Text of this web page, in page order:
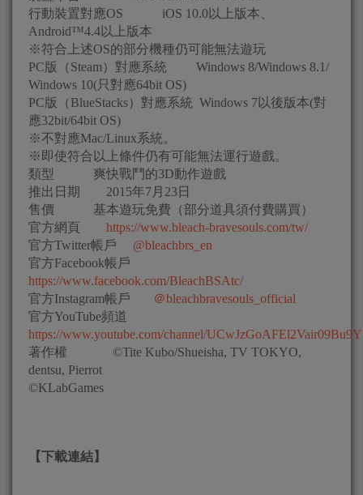
行動裝置對應OS iOS 10.0以上版本、
Android™4.4以上版本
※符合上述OS的部分機種仍可能無法遊玩
PC版（Steam）對應系統 Windows 8/Windows 8.1/
Windows 10(只對應64bit OS)
PC版（BlueStacks）對應系統 Windows 7以後版本(對
應32bit/64bit OS)
※不對應Mac/Linux系統。
※即使符合以上條件仍有可能無法運行遊戲。
類型 爽快戰鬥的3D動作遊戲
推出日期 2015年7月23日
售價 基本遊玩免費（部分道具須付費購買）
官方網頁 https://www.bleach-bravesouls.com/tw/
官方Twitter帳戶 @bleachbrs_en
官方Facebook帳戶
https://www.facebook.com/BleachBSAtc/
官方Instagram帳戶
＠bleachbravesouls_official
官方YouTube頻道
https://www.youtube.com/channel/
著作權 ©Tite Kubo/Shueisha, TV TOKYO,
dentsu, Pierrot
©KLabGames
【下載連結】